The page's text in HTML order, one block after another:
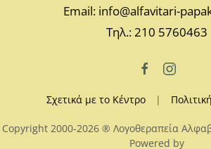
Email: info@alfavitari-
Τηλ.: 210 5760463
Σχετικά με το Κέντρο|
Copyright 2000-2026 ® Λογοθεραπεία
Powered by